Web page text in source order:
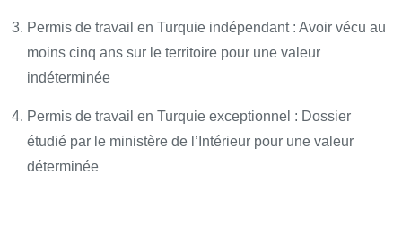
Permis de travail en Turquie indépendant : Avoir vécu au
moins cinq ans sur le territoire pour une valeur
indéterminée
Permis de travail en Turquie exceptionnel : Dossier
étudié par le ministère de l’Intérieur pour une valeur
déterminée